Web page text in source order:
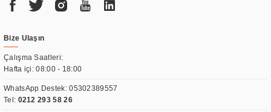
Bize Ulaşın
Çalışma Saatleri:
Hafta içi: 08:00 - 18:00
WhatsApp Destek:05302389557
Tel: 0212 293 58 26